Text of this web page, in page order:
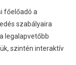
főelőadó a
szabályaira
legalapvetőbb
szintén interaktív